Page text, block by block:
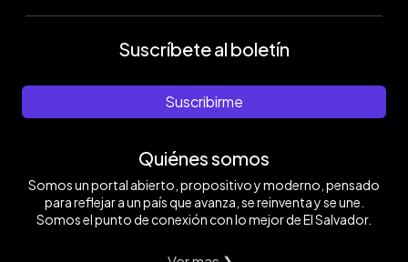
Suscríbete al boletín
Suscribirme
Quiénes somos
Somos un portal abierto, propositivo y moderno, pensado
para reflejar a un país que avanza, se reinventa y se une.
Somos el punto de conexión con lo mejor de El Salvador.